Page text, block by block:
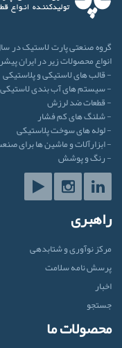
انواع محصولات زیر در ایران
- قالب های لاستیکی و پلاستیکی
- سیستم های آب بندی لاستیکی
- قطعات ضد لرزش
- شلنگ های کم فشار
- لوله های سوخت پلاستیکی
- ابزارآلات و ماشین ها برای
- رنگ و پوشش
راهبری
مرکز نوآوری و شتابدهی
پرسش نامه سلامت
اخبار
جستجو
محصولات ما